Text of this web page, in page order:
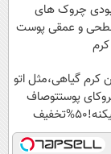
چروک های
و عمقی پوست
کرم
کرم گیاهی،مثل اتو
پوستتوصاف